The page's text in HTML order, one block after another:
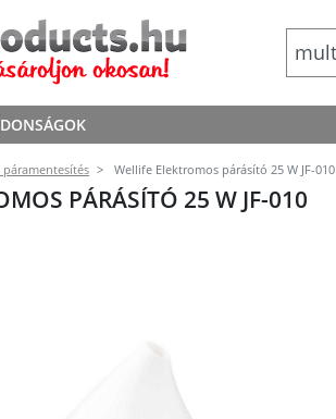
páramentesítés Wellife Elektromos párásító 25 W JF-010
PÁRÁSÍTÓ 25 W JF-010